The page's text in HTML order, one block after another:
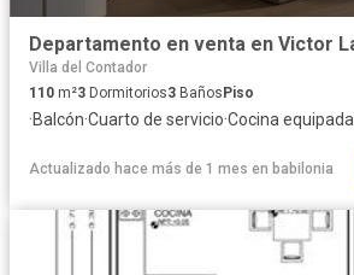
Villa del Contador
110 m²3 Dormitorios3 Baños Piso
·Balcón·Cuarto de servicio·Cocina equipada
Actualizado hace más de 1 mes en babilonia